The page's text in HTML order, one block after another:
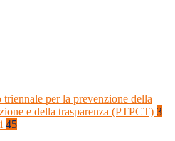
triennale per la prevenzione della
e della trasparenza (PTPCT) 3
45